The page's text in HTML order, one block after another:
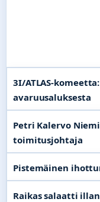
3I/ATLAS-
avaruusaluksesta
Petri Kalervo
toimitusjohtaja
Pistemäinen
Raikas salaatti